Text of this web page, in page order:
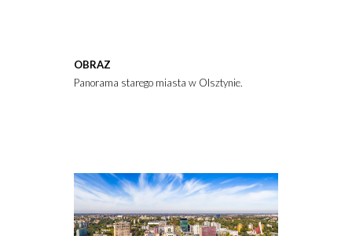
OBRAZ
Panorama starego miasta w Olsztynie.